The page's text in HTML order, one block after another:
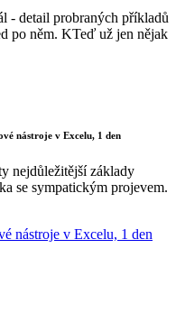
- detail probraných příkladů
po něm. KTeď už jen nějak
nástroje v Excelu, 1 den
nejdůležitější základy
se sympatickým projevem.
nástroje v Excelu, 1 den